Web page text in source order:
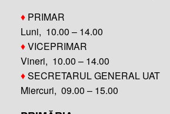
♦ PRIMAR
Luni, 10.00 – 14.00
♦VICEPRIMAR
Vineri, 10.00 – 14.00
♦SECRETARUL GENERAL UAT
Miercuri, 09.00 – 15.00